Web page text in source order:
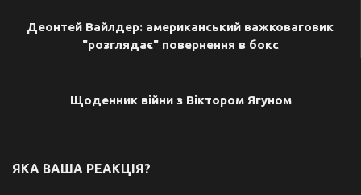
Деонтей Вайлдер: американський важковаговик
"розглядає" повернення в бокс
Щоденник війни з Віктором Ягуном
ЯКА ВАША РЕАКЦІЯ?